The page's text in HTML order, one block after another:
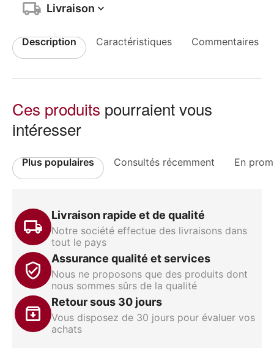
Livraison
Description Caractéristiques Commentaires
Ces produits pourraient vous
intéresser
Plus populaires Consultés récemment En
Livraison rapide et de qualité
Notre société effectue des livraisons dans
tout le pays
Assurance qualité et services
Nous ne proposons que des produits dont
nous sommes sûrs de la qualité
Retour sous 30 jours
Vous disposez de 30 jours pour évaluer vos
achats